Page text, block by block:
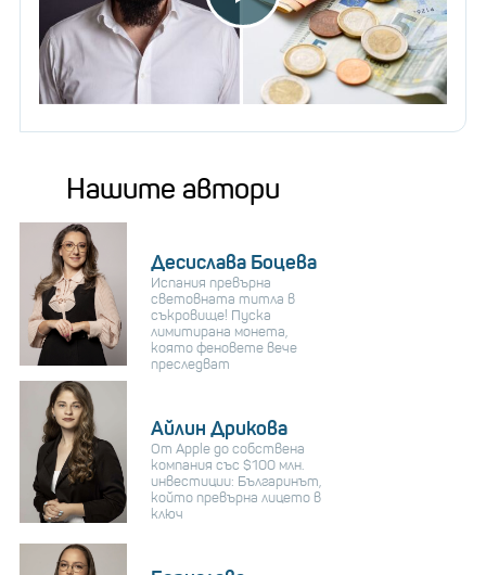
Нашите автори
Десислава Боцева
Испания превърна
световната титла в
съкровище! Пуска
лимитирана монета,
която феновете вече
преследват
Айлин Дрикова
От Apple до собствена
компания със $100 млн.
инвестиции: Българинът,
който превърна лицето в
ключ